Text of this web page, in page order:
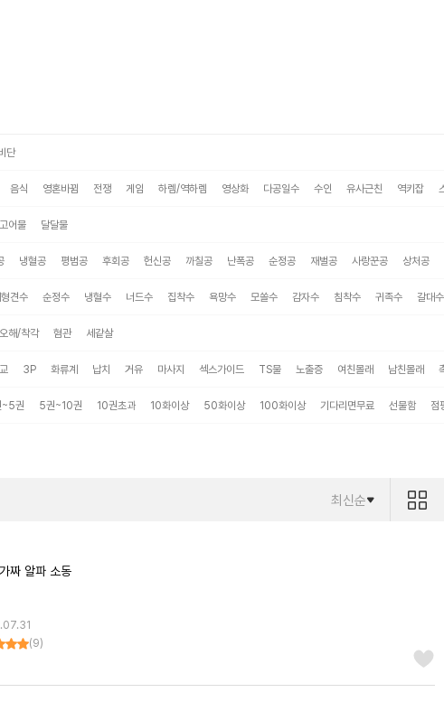
단
음식 영혼바뀜 전쟁 게임 하렘/역하렘 영상화 다공일수 수인 유사근친 역키잡
고어물 달달물
냉혈공 평범공 후회공 헌신공 까칠공 난폭공 순정공 재벌공 사랑꾼공 상처공
견수 순정수 냉혈수 너드수 집착수 욕망수 모쏠수 감자수 침착수 귀족수 갈대수
오해/착각 혐관 세같살
3P 화류계 납치 거유 마사지 섹스가이드 TS물 노출증 여친몰래 남친몰래
~5권 5권~10권 10권초과 10화이상 50화이상 100화이상 기다리면무료 선물함 점
최신순
짜 알파 소동
(9)